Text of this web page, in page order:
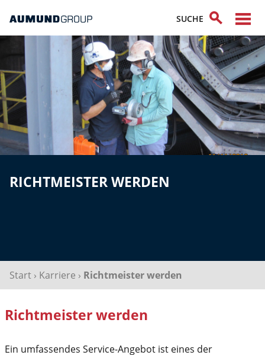
RICHTMEISTER WERDEN
Start › Karriere › Richtmeister werden
Richtmeister werden
Ein umfassendes Service-Angebot ist eines der